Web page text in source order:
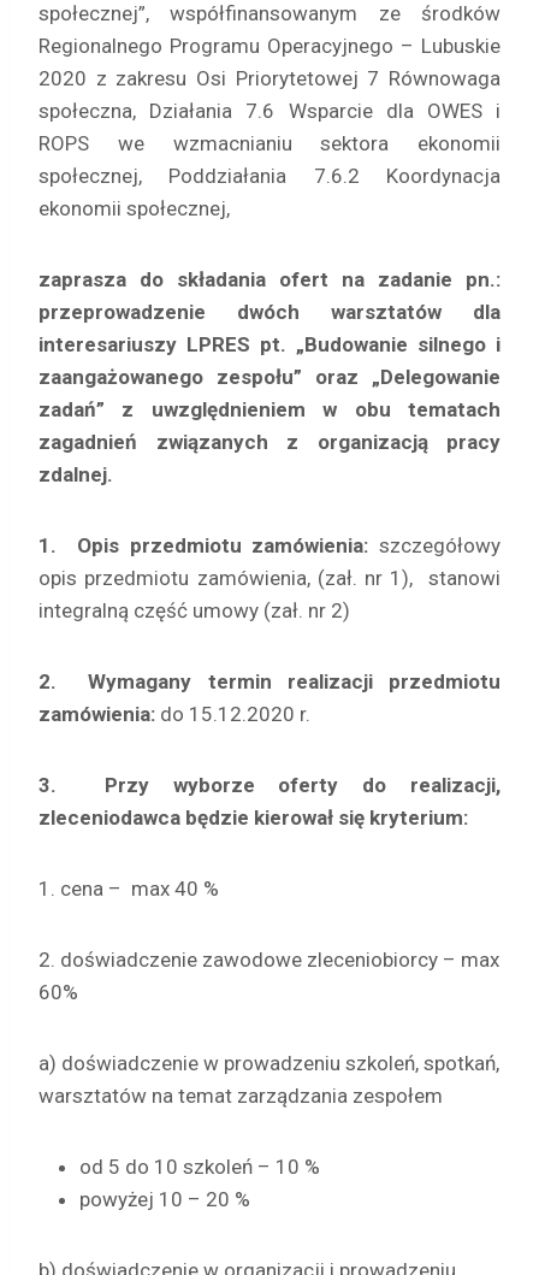
społecznej”, współfinansowanym ze środków
Regionalnego Programu Operacyjnego – Lubuskie
2020 z zakresu Osi Priorytetowej 7 Równowaga
społeczna, Działania 7.6 Wsparcie dla OWES i
ROPS we wzmacnianiu sektora ekonomii
społecznej, Poddziałania 7.6.2 Koordynacja
ekonomii społecznej,
zaprasza do składania ofert na zadanie pn.:
przeprowadzenie dwóch warsztatów dla
interesariuszy LPRES pt. „Budowanie silnego i
zaangażowanego zespołu” oraz „Delegowanie
zadań” z uwzględnieniem w obu tematach
zagadnień związanych z organizacją pracy
zdalnej.
1. Opis przedmiotu zamówienia:szczegółowy
opis przedmiotu zamówienia, (zał. nr 1), stanowi
integralną część umowy (zał. nr 2)
2.Wymagany termin realizacji przedmiotu
zamówienia: do 15.12.2020 r.
3. Przy wyborze oferty do realizacji,
zleceniodawca będzie kierował się kryterium:
1. cena – max 40 %
2. doświadczenie zawodowe zleceniobiorcy – max
60%
a) doświadczenie w prowadzeniu szkoleń, spotkań,
warsztatów na temat zarządzania zespołem
od 5 do 10 szkoleń – 10 %
powyżej 10 – 20 %